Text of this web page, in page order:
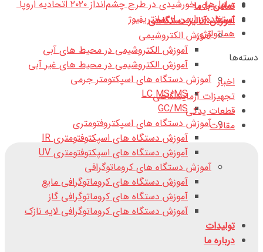
تماس با ما
آموزش آنالیز دستگاهی
آموزش الکتروشیمی
آموزش الکتروشیمی در محیط های آبی
آموزش الکتروشیمی در محیط های غیر آبی
آموزش دستگاه های اسپکتومتر جرمی
LC MS/MS
GC/MS
آموزش دستگاه های اسپکتروفتومتری
آموزش دستگاه های اسپکتوفتومتری IR
آموزش دستگاه های اسپکتوفتومتری UV
آموزش دستگاه های کروماتوگرافی
آموزش دستگاه های کروماتوگرافی مایع
آموزش دستگاه های کروماتوگرافی گاز
آموزش دستگاه های کروماتوگرافی لایه نازک
تولیدات
درباره ما
سلول‌های خورشیدی در طرح چشم‌انداز ۲۰۲۰ اتحادیه اروپا ‏‏‏
استفاده‌ی ایمن از سانتریفیوژ
هماتولوژی
دسته‌ها
اخبار
تجهیزات آزمایشگاهی
قطعات یدکی
مقالات